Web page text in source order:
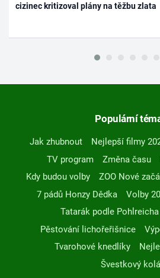
cizinec kritizoval plány na těžbu zlata
Populární
Jak zhubnout Nejlepší filmy
TV program
Změna času
Kdy budou volby
ZOO Nové
7 pádů Honzy Dědka
Volby
Tatarák podle Pohlreicha
Pěstování lichořeřišnice
Tvarohové knedlíky
Švestkový